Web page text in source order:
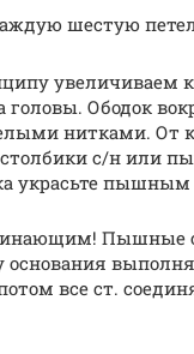
шестую
увеличиваем
головы. Ободок
нитками. От
с/н или
украсьте
Пышные
основания
все ст.